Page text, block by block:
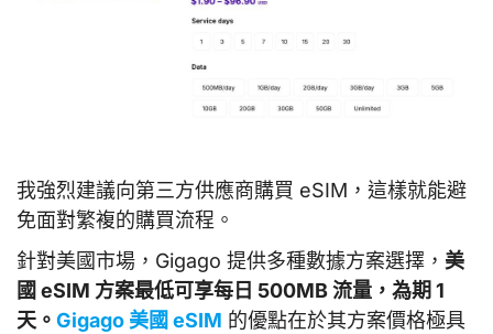
我強烈建議向第三方供應商購買 eSIM，這樣就能避
免面對繁複的購買流程。
針對美國市場，Gigago 提供多種數據方案選擇， 美
國 eSIM 方案最低可享每日 500MB 流量，為期 1
天。 Gigago 美國 eSIM 的優點在於其方案價格極具